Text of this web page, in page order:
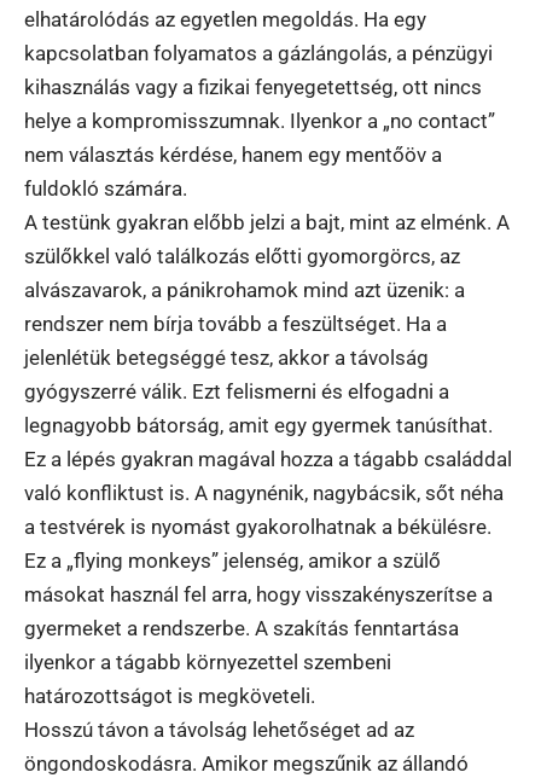
elhatárolódás az egyetlen megoldás. Ha egy
kapcsolatban folyamatos a gázlángolás, a pénzügyi
kihasználás vagy a fizikai fenyegetettség, ott nincs
helye a kompromisszumnak. Ilyenkor a „no contact”
nem választás kérdése, hanem egy mentőöv a
fuldokló számára.
A testünk gyakran előbb jelzi a bajt, mint az elménk. A
szülőkkel való találkozás előtti gyomorgörcs, az
alvászavarok, a pánikrohamok mind azt üzenik: a
rendszer nem bírja tovább a feszültséget. Ha a
jelenlétük betegséggé tesz, akkor a távolság
gyógyszerré válik. Ezt felismerni és elfogadni a
legnagyobb bátorság, amit egy gyermek tanúsíthat.
Ez a lépés gyakran magával hozza a tágabb családdal
való konfliktust is. A nagynénik, nagybácsik, sőt néha
a testvérek is nyomást gyakorolhatnak a békülésre.
Ez a „flying monkeys” jelenség, amikor a szülő
másokat használ fel arra, hogy visszakényszerítse a
gyermeket a rendszerbe. A szakítás fenntartása
ilyenkor a tágabb környezettel szembeni
határozottságot is megköveteli.
Hosszú távon a távolság lehetőséget ad az
öngondoskodásra. Amikor megszűnik az állandó